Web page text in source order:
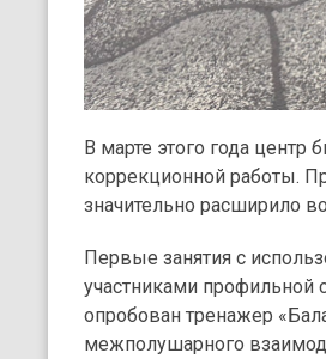
В марте этого года
коррекционной работы.
значительно расширило
Первые занятия с
участниками профильной
опробован тренажер
межполушарного